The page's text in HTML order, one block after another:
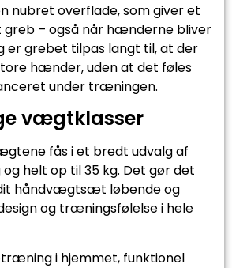
nubret overflade, som giver et
greb – også når hænderne bliver
er grebet tilpas langt til, at der
hænder, uden at det føles
under træningen.
vægtklasser
fås i et bredt udvalg af
helt op til 35 kg. Det gør det
håndvægtsæt løbende og
og træningsfølelse i hele
i hjemmet, funktionel